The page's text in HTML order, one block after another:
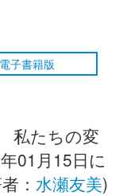
電子書籍版
私たちの変
01月15日に
： 水瀬友美)